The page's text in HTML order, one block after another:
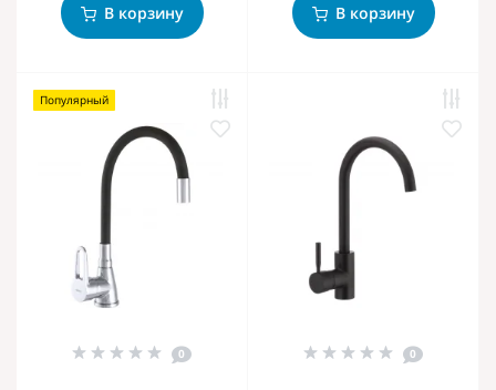
В корзину В корзину
Популярный
0 0